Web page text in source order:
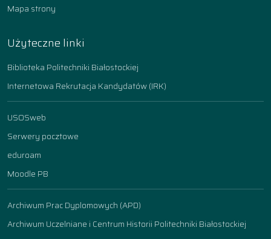
Mapa strony
Użyteczne linki
Biblioteka Politechniki Białostockiej
Internetowa Rekrutacja Kandydatów (IRK)
USOSweb
Serwery pocztowe
eduroam
Moodle PB
Archiwum Prac Dyplomowych (APD)
Archiwum Uczelniane i Centrum Historii Politechniki Białostockiej